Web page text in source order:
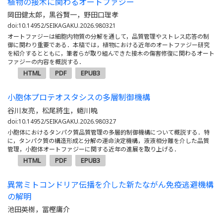
岡田健太郎，黒谷賢一，野田口理孝
doi:10.14952/SEIKAGAKU.2026.980321
オートファジーは細胞内物質の分解を通して，品質管理やストレス応答の制
御に関わり重要である．本稿では，植物における近年のオートファジー研究
を紹介するとともに，筆者らが取り組んできた接木の傷害修復に関わるオート
ファジーの内容を概説する．
HTML PDF EPUB3
小胞体プロテオスタシスの多層制御機構
谷川友亮，松尾將生，蜷川暁
doi:10.14952/SEIKAGAKU.2026.980327
小胞体におけるタンパク質品質管理の多層的制御機構について概説する．特
に，タンパク質の構造形成と分解の運命決定機構，液液相分離を介した品質
管理，小胞体オートファジーに関する近年の進展を取り上げる．
HTML PDF EPUB3
異常ミトコンドリア伝播を介した新たながん免疫逃避機構
の解明
池田英樹，冨樫庸介